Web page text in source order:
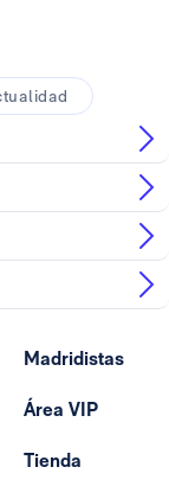
Madridistas
Área VIP
Tienda